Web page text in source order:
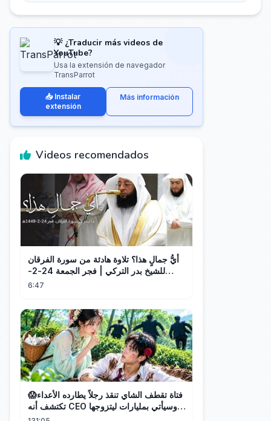
💡 ¿Traducir más videos de
YouTube?
Usa la extensión de navegador
TransParrot
📥 Instalar
extensión
Más información
Videos recomendados
أيُّ جمالٍ هذا؟ تلاوة هادئة من سورة الفرقان
للشيخ بدر التركي | فجر الجمعة 24-2-
1448هـ6:47
فتاة تقطف الشاي تنقذ رجلاً يطارده الأعداء😱
تكتشف أنه CEO وسيأتي بمليارات ليتزوجها!
❤️